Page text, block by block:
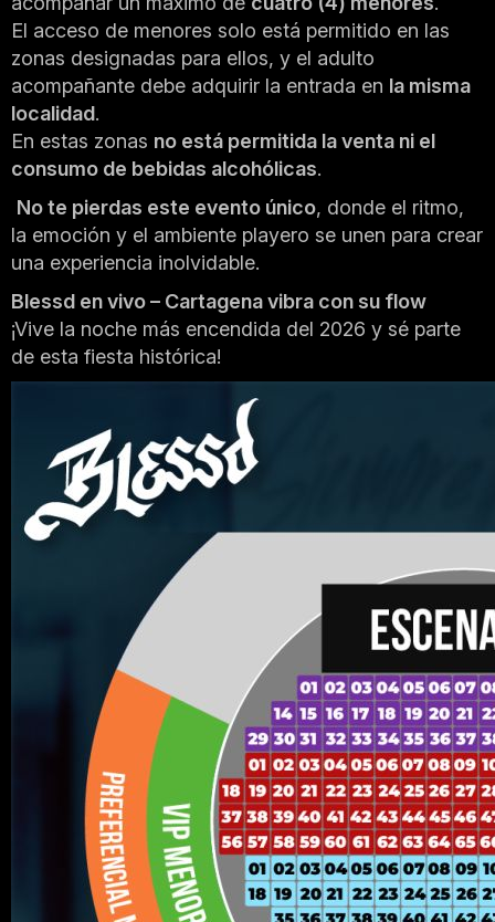
El acceso de menores solo está permitido en las
zonas designadas para ellos, y el adulto
acompañante debe adquirir la entrada en la misma
localidad.
En estas zonas no está permitida la venta ni el
consumo de bebidas alcohólicas.
No te pierdas este evento único, donde el ritmo,
la emoción y el ambiente playero se unen para crear
una experiencia inolvidable.
Blessd en vivo – Cartagena vibra con su flow
¡Vive la noche más encendida del 2026 y sé parte
de esta fiesta histórica!